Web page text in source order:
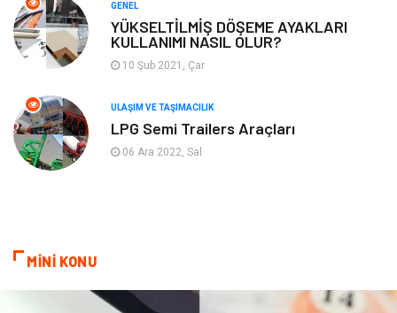
Aksesuar
Plastik
Ambalaj Eğlence
Pazarlama
GENEL
YÜKSELTİLMİŞ DÖŞEME AYAKLARI
KULLANIMI NASIL OLUR?
10 Şub 2021, Çar
ULAŞIM VE TAŞIMACILIK
LPG Semi Trailers Araçları
06 Ara 2022, Sal
MİNİ KONU